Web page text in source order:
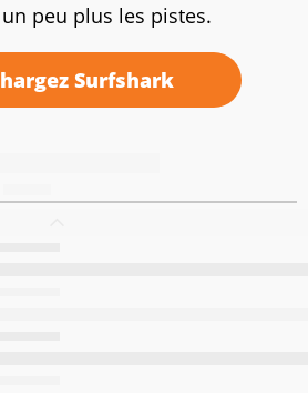
peu plus les pistes.
Surfshark